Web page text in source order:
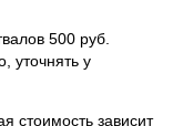
500 руб.
уточнять у
стоимость зависит